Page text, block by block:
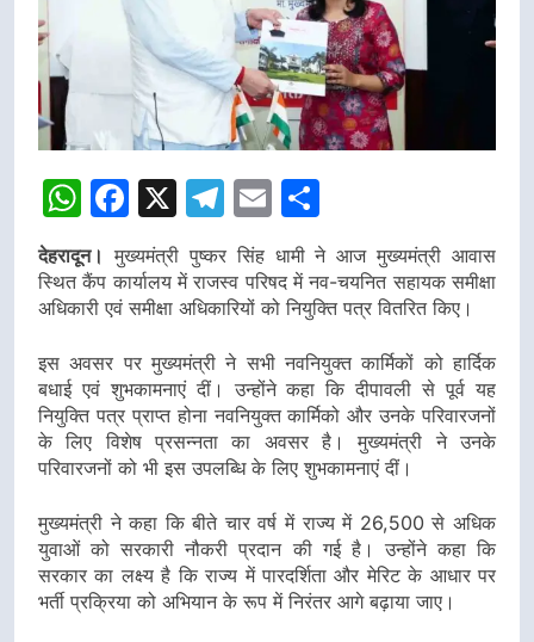
WhatsApp
Facebook
X Telegram
Email
देहरादून। मुख्यमंत्री पुष्कर सिंह धामी ने आज मुख्यमंत्री आवास
स्थित कैंप कार्यालय में राजस्व परिषद में नव-चयनित सहायक समीक्षा
अधिकारी एवं समीक्षा अधिकारियों को नियुक्ति पत्र वितरित किए।
इस अवसर पर मुख्यमंत्री ने सभी नवनियुक्त कार्मिकों को हार्दिक
बधाई एवं शुभकामनाएं दीं। उन्होंने कहा कि दीपावली से पूर्व यह
नियुक्ति पत्र प्राप्त होना नवनियुक्त कार्मिको और उनके परिवारजनों
के लिए विशेष प्रसन्नता का अवसर है। मुख्यमंत्री ने उनके
परिवारजनों को भी इस उपलब्धि के लिए शुभकामनाएं दीं।
मुख्यमंत्री ने कहा कि बीते चार वर्ष में राज्य में 26,500 से अधिक
युवाओं को सरकारी नौकरी प्रदान की गई है। उन्होंने कहा कि
सरकार का लक्ष्य है कि राज्य में पारदर्शिता और मेरिट के आधार पर
भर्ती प्रक्रिया को अभियान के रूप में निरंतर आगे बढ़ाया जाए।